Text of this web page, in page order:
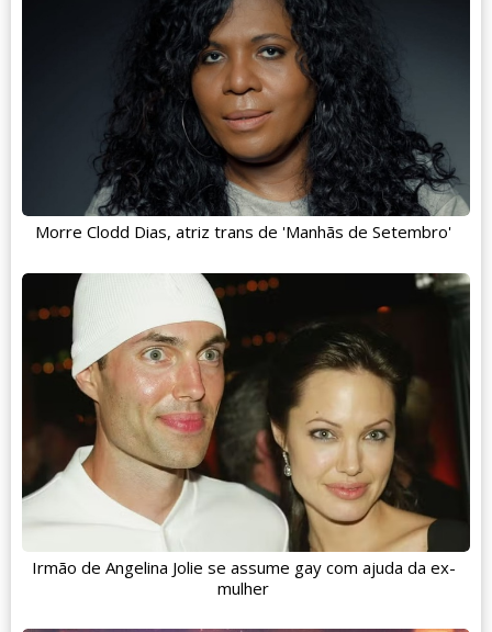
Morre Clodd Dias, atriz trans de 'Manhãs de Setembro'
Irmão de Angelina Jolie se assume gay com ajuda da ex-
mulher